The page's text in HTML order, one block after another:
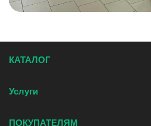
КАТАЛОГ
Услуги
ПОКУПАТЕЛЯМ